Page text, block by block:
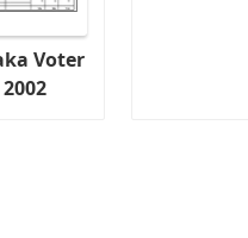
Voter